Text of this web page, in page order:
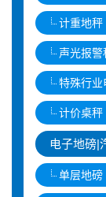
计重地秤
声光报警
特殊行业
计价桌秤
电子地磅|
单层地磅